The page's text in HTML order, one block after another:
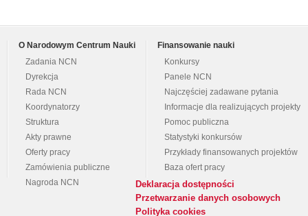
O Narodowym Centrum Nauki
Zadania NCN
Dyrekcja
Rada NCN
Koordynatorzy
Struktura
Akty prawne
Oferty pracy
Zamówienia publiczne
Nagroda NCN
Finansowanie nauki
Konkursy
Panele NCN
Najczęściej zadawane pytania
Informacje dla realizujących projekty
Pomoc publiczna
Statystyki konkursów
Przykłady finansowanych projektów
Baza ofert pracy
Deklaracja dostępności
Przetwarzanie danych osobowych
Polityka cookies